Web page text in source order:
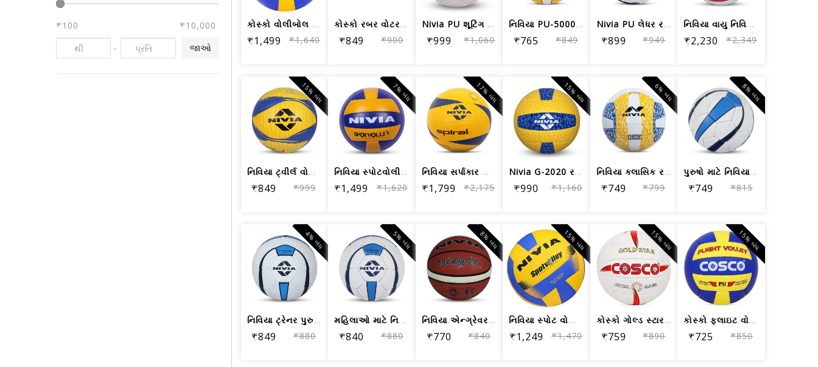
₹100
₹10,000
-
જાઓ
કોસ્કો વોલીબોલ સુપર વોલી બોલ | 18 પેન...
₹1,499 ₹1,640
કોસ્કો રબર વોટર પોલો બોલ્સ (ઓરેન્જ બ્...
₹849 ₹900
Nivia PU શૂટિંગ બોલ, મિશ્રિત રંગ
₹999 ₹1,060
નિવિયા PU-5000 વોલીબોલ, કદ 4
₹765 ₹849
Nivia PU લેધર રબર વોલીબોલ (કદ 4) મલ્ટીકલર
₹899 ₹949
નિવિયા વાયુ નિવિયા વાયુ વોલીબોલ | 12 ...
₹2,230 ₹2,349
નિવિયા ટ્વીર્લ વોલીબોલ સાઈઝ-4 (પીળો/વાદળી)
₹849 ₹999
15% બંધ
નિવિયા સ્પોટવોલી વોલીબોલ (કદ 4) બહુરંગી
₹1,499 ₹1,620
7% બંધ
નિવિયા સર્પાકાર વોલીબોલ (પીળો) સાઈઝ-4
₹1,799 ₹2,175
17% બંધ
Nivia G-2020 રબર વોલીબોલ, (પીળો અને વ...
₹990 ₹1,160
15% બંધ
નિવિયા ક્લાસિક રબર વોલીબોલ, ટ્રેનિંગ બોલ
₹749 ₹799
6% બંધ
પુરુષો માટે નિવિયા ટ્રેનર સિન્થેટિક ર...
₹749 ₹815
8% બંધ
નિવિયા ટ્રેનર પુરુષો માટે સિન્થેટિક ર...
₹849 ₹880
4% બંધ
મહિલાઓ માટે નિવિયા ટ્રેનર સિન્થેટિક હ...
₹840 ₹880
5% બંધ
નિવિયા એન્ગ્રેવર બાસ્કેટબોલ / સોફ્ટ ર...
₹770 ₹840
8% બંધ
નિવિયા સ્પોટ વોલી વોલીબોલ, કદ 4
₹1,249 ₹1,470
15% બંધ
કોસ્કો ગોલ્ડ સ્ટાર વોલી બોલ, કદ 4
₹759 ₹890
15% બંધ
કોસ્કો ફ્લાઇટ વોલી બોલ, કદ 4
₹725 ₹850
15% બંધ